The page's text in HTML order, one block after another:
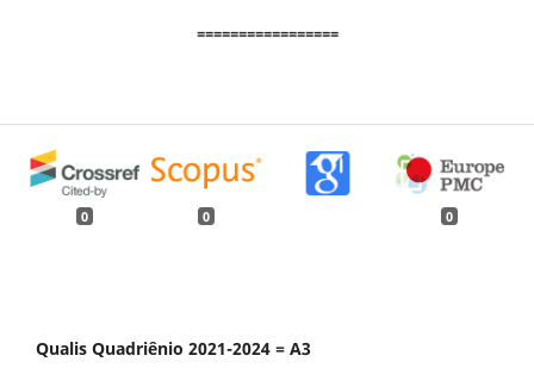
=================
0 0 0
Qualis Quadriênio 2021-2024 = A3